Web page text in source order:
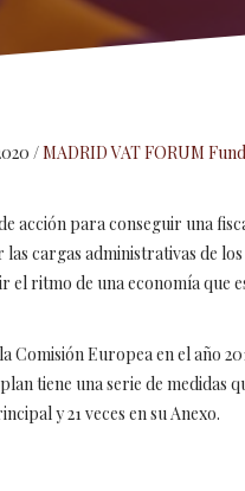
/MADRID VAT FORUM
acción para conseguir una
cargas administrativas de
ritmo de una economía que
Europea en el año
tiene una serie de medidas
y 21 veces en su Anexo.